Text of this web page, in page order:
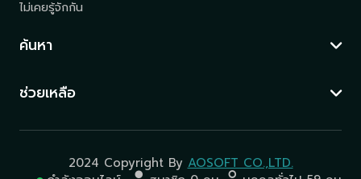
ไม่เคยรู้จักกัน
ค้นหา
ช่วยเหลือ
2024 Copyright By AOSOFT CO.,LTD.